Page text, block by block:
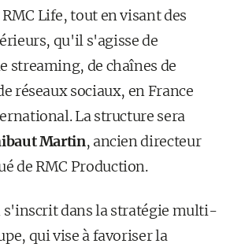
Life, tout en visant des
qu'il s'agisse de
streaming, de chaînes de
réseaux sociaux, en France
La structure sera
Martin, ancien directeur
de RMC Production.
s'inscrit dans la stratégie multi-
qui vise à favoriser la